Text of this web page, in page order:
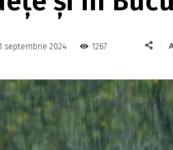
septembrie 2024 1267